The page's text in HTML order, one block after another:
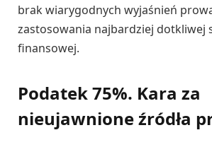
brak wiarygodnych wyjaśnień
zastosowania najbardziej dotkliwej
finansowej.
Podatek 75%. Kara za
nieujawnione źródła